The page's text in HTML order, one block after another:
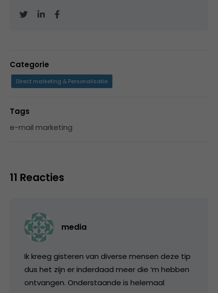
Categorie
Direct marketing & Personalisatie
Tags
e-mail marketing
11 Reacties
media
Ik kreeg gisteren van diverse mensen deze tip
dus het zijn er inderdaad meer die ‘m hebben
ontvangen. Onderstaande is helemaal